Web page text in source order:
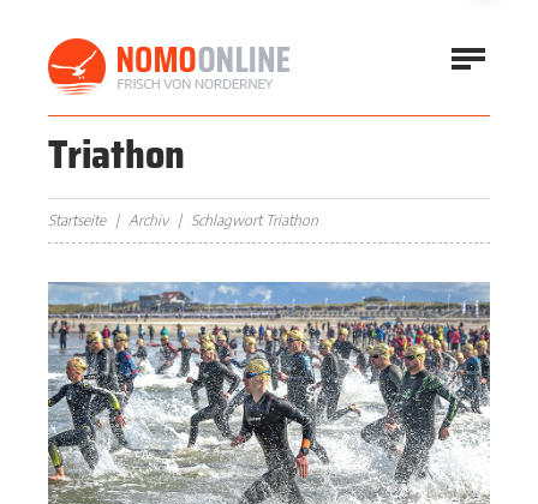
Triathon
Startseite Archiv Schlagwort Triathon